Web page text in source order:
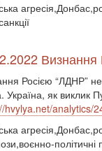
Визнання
Росією “ЛДНР” не
Україна, як виклик
hvylya.net/analytics/
політичні